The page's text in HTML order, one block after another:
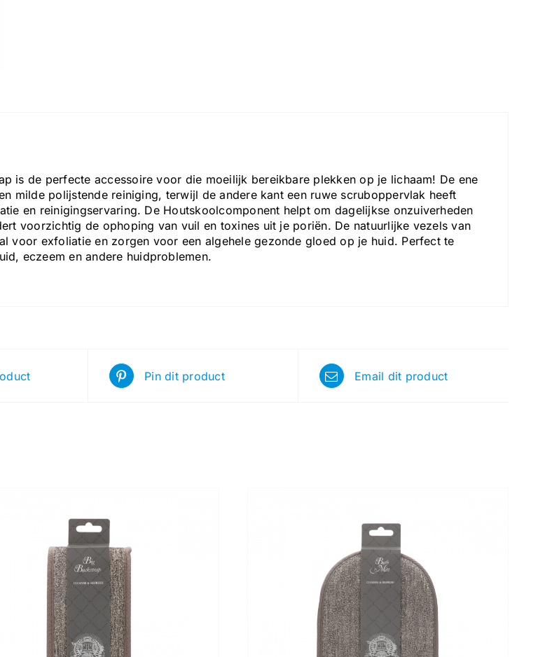
is de perfecte accessoire voor die moeilijk bereikbare plekken op je lichaam! De ene
milde polijstende reiniging, terwijl de andere kant een ruwe scruboppervlak heeft
en reinigingservaring. De Houtskoolcomponent helpt om dagelijkse onzuiverheden
voorzichtig de ophoping van vuil en toxines uit je poriën. De natuurlijke vezels van
voor exfoliatie en zorgen voor een algehele gezonde gloed op je huid. Perfect te
eczeem en andere huidproblemen.
Pin dit product Email dit product
TOEVOEGEN AAN WINKELWAGEN
DETAILS